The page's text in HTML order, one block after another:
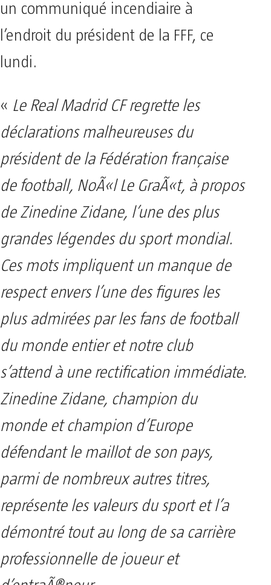
un communiqué incendiaire à
l’endroit du président de la FFF, ce
lundi.
« Le Real Madrid CF regrette les
déclarations malheureuses du
président de la Fédération française
de football, NoÃ«l Le GraÃ«t, à propos
de Zinedine Zidane, l’une des plus
grandes légendes du sport mondial.
Ces mots impliquent un manque de
respect envers l’une des figures les
plus admirées par les fans de football
du monde entier et notre club
s’attend à une rectification immédiate.
Zinedine Zidane, champion du
monde et champion d’Europe
défendant le maillot de son pays,
parmi de nombreux autres titres,
représente les valeurs du sport et l’a
démontré tout au long de sa carrière
professionnelle de joueur et